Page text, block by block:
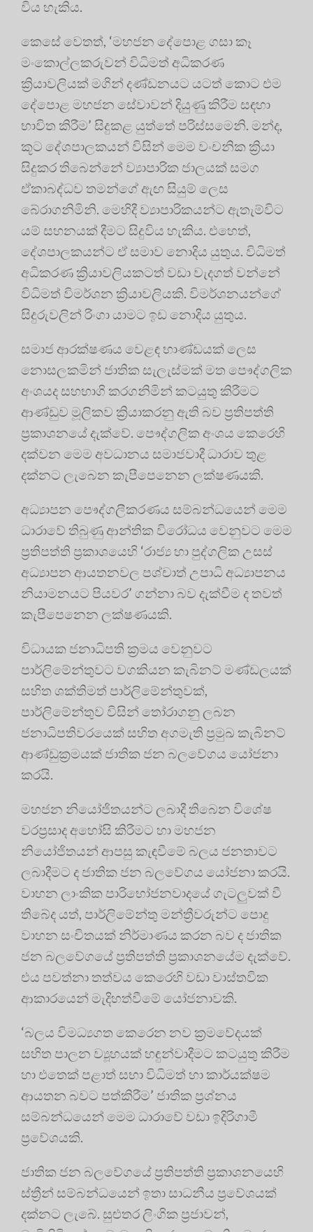
විය හැකිය.
කෙසේ වෙතත්, ‘මහජන දේපොළ ගසා කෑ
මංකොල්ලකරුවන් විධිමත් අධිකරණ
ක්‍රියාවලියක් මගින් දණ්ඩනයට යටත් කොට එම
දේපොළ මහජන සේවාවන් දියුණු කිරීම සඳහා
භාවිත කිරීම’ සිදුකළ යුත්තේ පරිස්සමෙනි. මන්ද,
කූට දේශපාලකයන් විසින් මෙම වංචනික ක්‍රියා
සිදුකර තිබෙන්නේ ව්‍යාපාරික ජාලයක් සමග
ඒකාබද්ධව තමන්ගේ ඇඟ සියුම් ලෙස
බේරාගනිමිනි. මෙහිදී ව්‍යාපාරිකයන්ට ඇතැම්විට
යම් සහනයක් දීමට සිදුවිය හැකිය. එහෙත්,
දේශපාලකයන්ට ඒ සමාව නොදිය යුතුය. විධිමත්
අධිකරණ ක්‍රියාවලියකටත් වඩා වැදගත් වන්නේ
විධිමත් විමර්ශන ක්‍රියාවලියකි. විමර්ශනයන්ගේ
සිදුරුවලින් රිංගා යාමට ඉඩ නොදිය යුතුය.
සමාජ ආරක්ෂණය වෙළඳ භාණ්ඩයක් ලෙස
නොසලකමින් ජාතික සැලැස්මක් මත පෞද්ගලික
අංශයද සහභාගි කරගනිමින් කටයුතු කිරීමට
ආණ්ඩුව මූලිකව ක්‍රියාකරනු ඇති බව ප්‍රතිපත්ති
ප්‍රකාශනයේ දැක්වේ. පෞද්ගලික අංශය කෙරෙහි
දක්වන මෙම අවධානය සමාජවාදී ධාරාව තුළ
දක්නට ලැබෙන කැපීපෙනෙන ලක්ෂණයකි.
අධ්‍යාපන පෞද්ගලීකරණය සම්බන්ධයෙන් මෙම
ධාරාවේ තිබුණු ආන්තික විරෝධය වෙනුවට මෙම
ප්‍රතිපත්ති ප්‍රකාශයෙහි ‘රාජ්‍ය හා පුද්ගලික උසස්
අධ්‍යාපන ආයතනවල පශ්චාත් උපාධි අධ්‍යාපනය
නියාමනයට පියවර’ ගන්නා බව දැක්වීම ද තවත්
කැපීපෙනෙන ලක්ෂණයකි.
විධායක ජනාධිපති ක්‍රමය වෙනුවට
පාර්ලිමේන්තුවට වගකියන කැබිනට් මණ්ඩලයක්
සහිත ශක්තිමත් පාර්ලිමේන්තුවක්,
පාර්ලිමේන්තුව විසින් තෝරාගනු ලබන
ජනාධිපතිවරයෙක් සහිත අගමැති ප්‍රමුඛ කැබිනට්
ආණ්ඩුක්‍රමයක් ජාතික ජන බලවේගය යෝජනා
කරයි.
මහජන නියෝජිතයන්ට ලබාදී තිබෙන විශේෂ
වරප්‍රසාද අහෝසි කිරීමට හා මහජන
නියෝජිතයන් ආපසු කැඳවීමේ බලය ජනතාවට
ලබාදීමට ද ජාතික ජන බලවේගය යෝජනා කරයි.
වාහන ලාංකික පාරිභෝජනවාදයේ ගැටලුවක් වී
තිබේද යත්, පාර්ලිමේන්තු මන්ත්‍රීවරුන්ට පොදු
වාහන සංචිතයක් නිර්මාණය කරන බව ද ජාතික
ජන බලවේගයේ ප්‍රතිපත්ති ප්‍රකාශනයේම දැක්වේ.
එය පවත්නා තත්වය කෙරෙහි වඩා වාස්තවික
ආකාරයෙන් මැදිහත්වීමේ යෝජනාවකි.
‘බලය විමධ්‍යගත කෙරෙන නව ක්‍රමවේදයක්
සහිත පාලන ව්‍යූහයක් හඳුන්වාදීමට කටයුතු කිරීම
හා එතෙක් පළාත් සභා විධිමත් හා කාර්යක්ෂම
ආයතන බවට පත්කිරීම’ ජාතික ප්‍රශ්නය
සම්බන්ධයෙන් මෙම ධාරාවේ වඩා ඉදිරිගාමී
ප්‍රවේශයකි.
ජාතික ජන බලවේගයේ ප්‍රතිපත්ති ප්‍රකාශනයෙහි
ස්ත්‍රීන් සම්බන්ධයෙන් ඉතා සාධනීය ප්‍රවේශයක්
දක්නට ලැබේ. සුළුතර ලිංගික ප්‍රජාවන්,